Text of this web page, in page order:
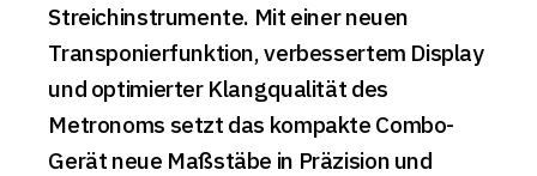
Streichinstrumente. Mit einer neuen
Transponierfunktion, verbessertem Display
und optimierter Klangqualität des
Metronoms setzt das kompakte Combo-
Gerät neue Maßstäbe in Präzision und